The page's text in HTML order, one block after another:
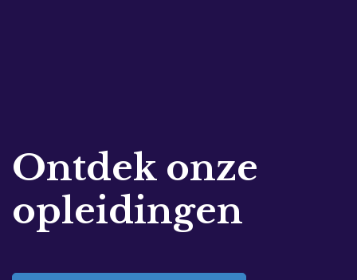
Ontdek onze
opleidingen